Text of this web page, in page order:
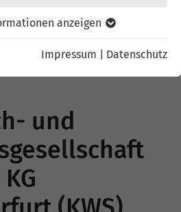
anzeigen
Impressum Datenschutz
und